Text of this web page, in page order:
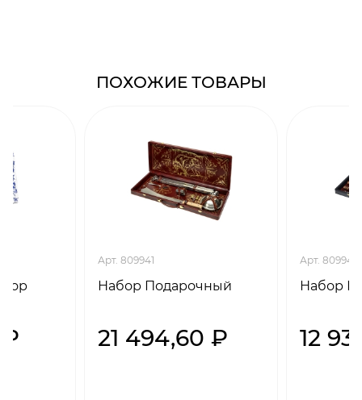
ПОХОЖИЕ ТОВАРЫ
Арт. 809941
Набор Подарочный
21 494,60 ₽
Арт. 809942
Набор
12